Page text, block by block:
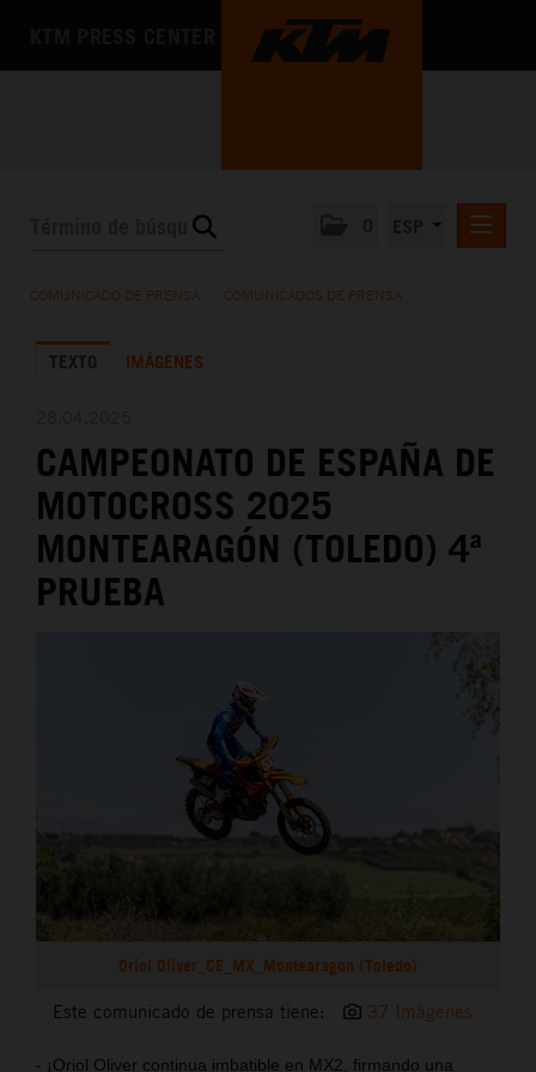
LA EMPRESA
COMUNICADO DE PRENSA COMUNICADOS DE PRENSA
TEXTO IMÁGENES
CAMPEONATO DE ESPAÑA DE
MOTOCROSS 2025
MONTEARAGÓN (TOLEDO) 4ª
PRUEBA
Oriol Oliver_CE_MX_Montearagon (Toledo)
Este comunicado de prensa tiene: 37 Imágenes
- ¡Oriol Oliver continua imbatible en MX2, firmando una